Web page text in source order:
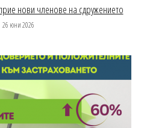
нови членове на сдружението
26 юни 2026